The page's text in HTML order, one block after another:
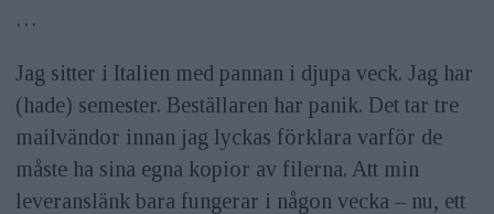
…
Jag sitter i Italien med pannan i djupa veck. Jag har
(hade) semester. Beställaren har panik. Det tar tre
mailvändor innan jag lyckas förklara varför de
måste ha sina egna kopior av filerna. Att min
leveranslänk bara fungerar i någon vecka – nu, ett